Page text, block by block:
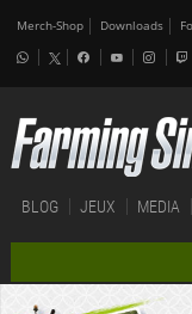
Merch-Shop Downloads
BLOG JEUX MEDIA